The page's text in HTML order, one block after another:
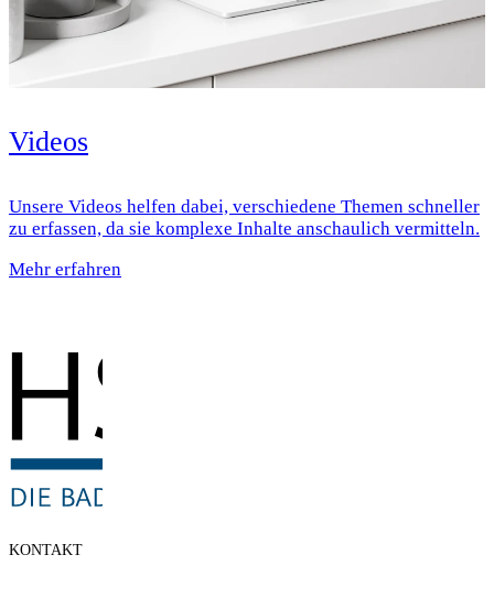
Videos
Unsere Videos helfen dabei, verschiedene Themen schneller
zu erfassen, da sie komplexe Inhalte anschaulich vermitteln.
Mehr erfahren
KONTAKT